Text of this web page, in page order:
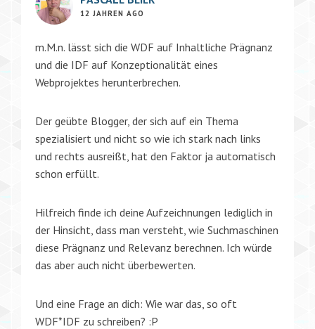
12 JAHREN AGO
m.M.n. lässt sich die WDF auf Inhaltliche Prägnanz
und die IDF auf Konzeptionalität eines
Webprojektes herunterbrechen.
Der geübte Blogger, der sich auf ein Thema
spezialisiert und nicht so wie ich stark nach links
und rechts ausreißt, hat den Faktor ja automatisch
schon erfüllt.
Hilfreich finde ich deine Aufzeichnungen lediglich in
der Hinsicht, dass man versteht, wie Suchmaschinen
diese Prägnanz und Relevanz berechnen. Ich würde
das aber auch nicht überbewerten.
Und eine Frage an dich: Wie war das, so oft
WDF*IDF zu schreiben? :P